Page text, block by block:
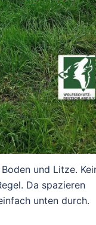
und Litze.
Da spazieren
unten durch.